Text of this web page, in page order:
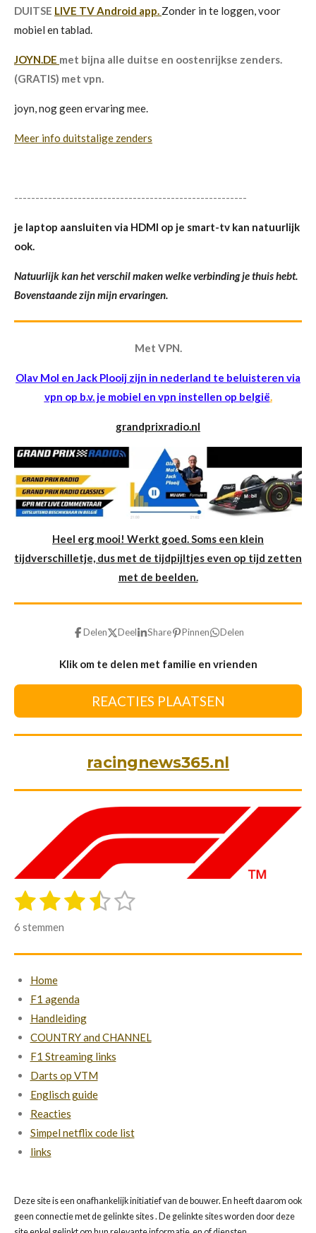
DUITSE LIVE TV Android app. Zonder in te loggen, voor
mobiel en tablad.
JOYN.DE met bijna alle duitse en oostenrijkse zenders.
(GRATIS) met vpn.
joyn, nog geen ervaring mee.
Meer info duitstalige zenders
-------------------------------------------------------
je laptop aansluiten via HDMI op je smart-tv kan natuurlijk
ook.
Natuurlijk kan het verschil maken welke verbinding je thuis hebt.
Bovenstaande zijn mijn ervaringen.
Met VPN.
Olav Mol en Jack Plooij zijn in nederland te beluisteren via
vpn op b.v. je mobiel en vpn instellen op belgië
grandprixradio.nl
Heel erg mooi! Werkt goed. Soms een klein
tijdverschilletje, dus met de tijdpijltjes even op tijd zetten
met de beelden.
Delen Deel Share Pinnen Delen
Klik om te delen met familie en vrienden
REACTIES PLAATSEN
racingnews365.nl
R
i
6
6
1
s
r
2
s
r
r
e
n
3
s
r
r
e
n
4
e
n
5
e
n
S
e
6 stemmen
Home
F1 agenda
Handleiding
COUNTRY and CHANNEL
F1 Streaming links
Darts op VTM
Englisch guide
Reacties
Simpel netflix code list
links
Deze site is een onafhankelijk initiatief van de bouwer. En heeft daarom ook
geen connectie met de gelinkte sites . De gelinkte sites worden door deze